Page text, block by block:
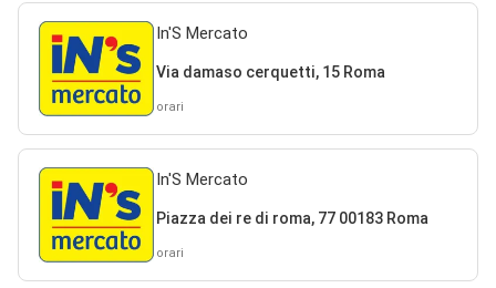
In'S Mercato
Via damaso cerquetti, 15 Roma
orari
In'S Mercato
Piazza dei re di roma, 77 00183 Roma
orari